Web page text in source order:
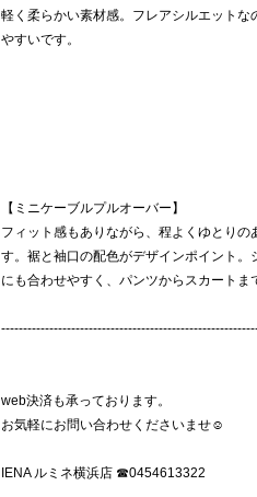
軽く柔らかい素材感。フレアシルエット
やすいです。
【ミニケーブルプルオーバー】
フィット感もありながら、程よくゆとり
す。裾と袖口の配色がデザインポイント
にも合わせやすく、パンツからスカートま
web決済も承っております。
お気軽にお問い合わせくださいませ☺︎
IENA ルミネ横浜店 ☎︎0454613322